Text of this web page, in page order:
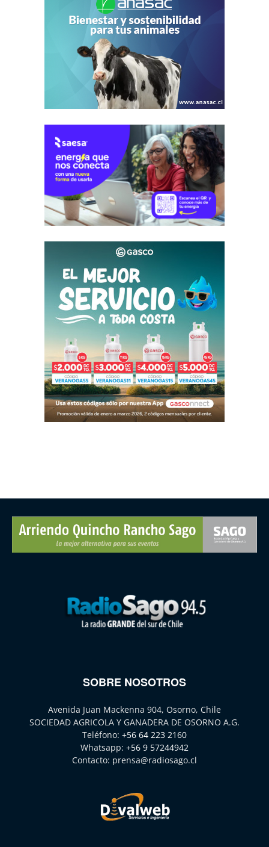
SOBRE NOSOTROS
Avenida Juan Mackenna 904, Osorno, Chile
SOCIEDAD AGRICOLA Y GANADERA DE OSORNO A.G.
Teléfono: +56 64 223 2160
Whatsapp: +56 9 57244942
Contacto: prensa@radiosago.cl